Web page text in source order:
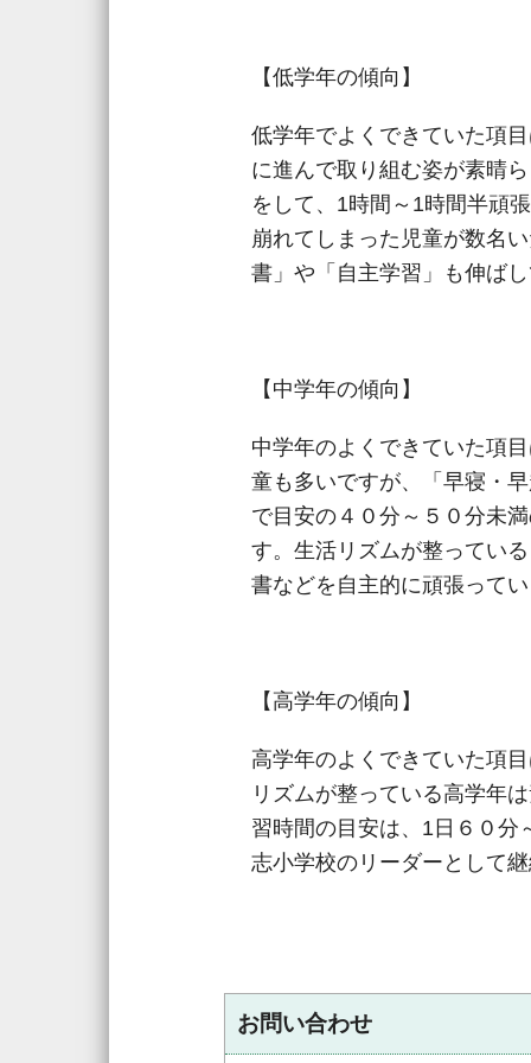
【低学年の傾向】
低学年でよくできていた項
に進んで取り組む姿が素晴
をして、1時間～1時間半頑
崩れてしまった児童が数名
書」や「自主学習」も伸ば
【中学年の傾向】
中学年のよくできていた項
童も多いですが、「早寝・
で目安の４０分～５０分未
す。生活リズムが整ってい
書などを自主的に頑張って
【高学年の傾向】
高学年のよくできていた項
リズムが整っている高学年
習時間の目安は、1日６０分
志小学校のリーダーとして
お問い合わせ